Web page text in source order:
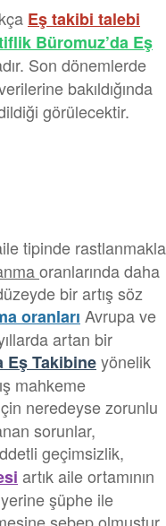
Eş takibi talebi
Büromuz’da Eş
Son dönemlerde
bakıldığında
görülecektir.
tipinde rastlanmakla
oranlarında daha
bir artış söz
oranları Avrupa ve
artan bir
Eş Takibineyönelik
mahkeme
neredeyse zorunlu
sorunlar,
geçimsizlik,
artık aile ortamının
yerine şüphe ile